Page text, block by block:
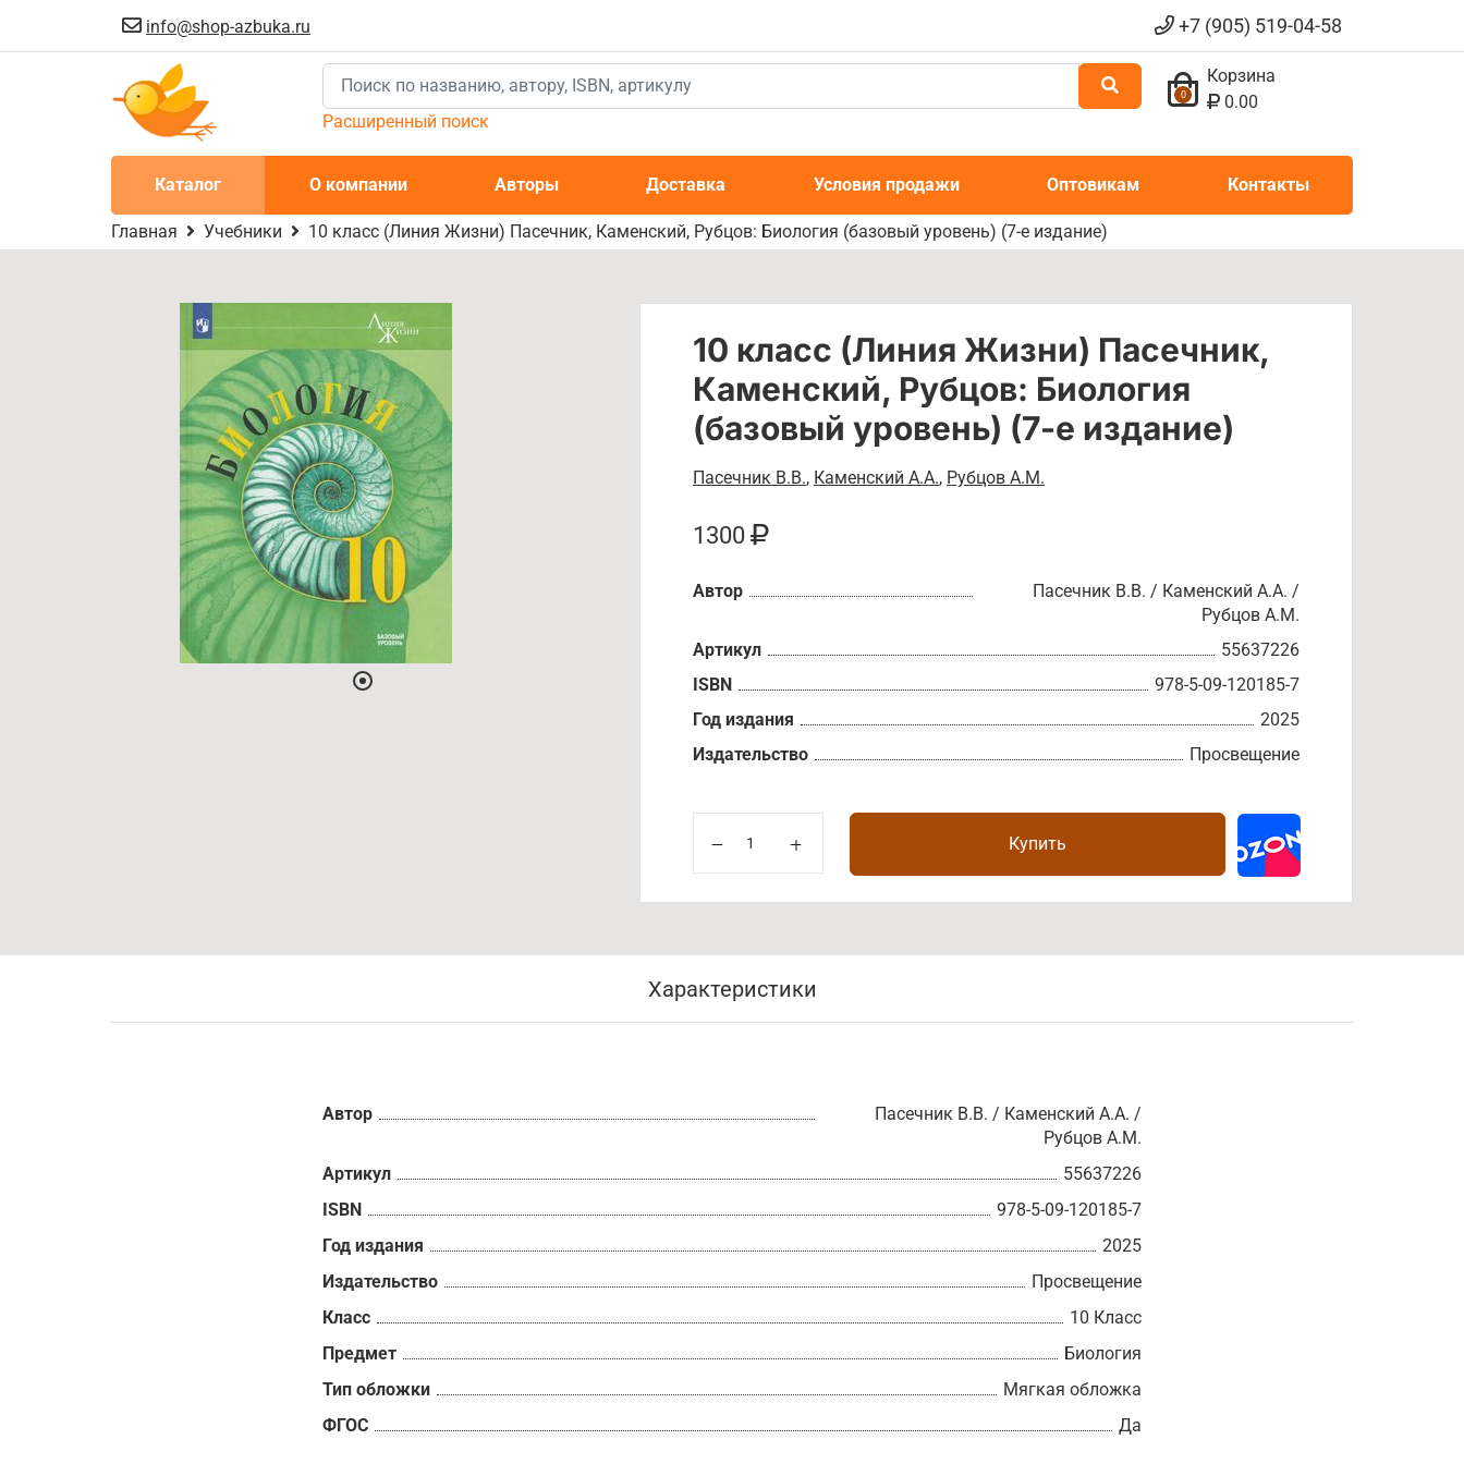
info@shop-azbuka.ru +7 (905) 519-04-58
Расширенный поиск
0
Корзина
0.00
Каталог О компании Авторы Доставка Условия продажи Оптовикам Контакты
Главная Учебники 10 класс (Линия Жизни) Пасечник, Каменский, Рубцов: Биология (базовый уровень) (7-е издание)
10 класс (Линия Жизни) Пасечник,
Каменский, Рубцов: Биология
(базовый уровень) (7-е издание)
Пасечник В.В., Каменский А.А., Рубцов А.М.
1300
Автор
Пасечник В.В. / Каменский А.А. /
Рубцов А.М.
Артикул
55637226
ISBN
978-5-09-120185-7
Год издания
2025
Издательство
Просвещение
Купить
Характеристики
Автор
Пасечник В.В. / Каменский А.А. /
Рубцов А.М.
Артикул
55637226
ISBN
978-5-09-120185-7
Год издания
2025
Издательство
Просвещение
Класс
10 Класс
Предмет
Биология
Тип обложки
Мягкая обложка
ФГОС
Да